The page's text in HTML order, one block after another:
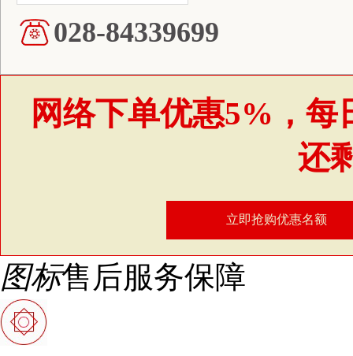
028-84339699
网络下单优惠5%，
还
立即抢购优惠名额
图标售后服务保障